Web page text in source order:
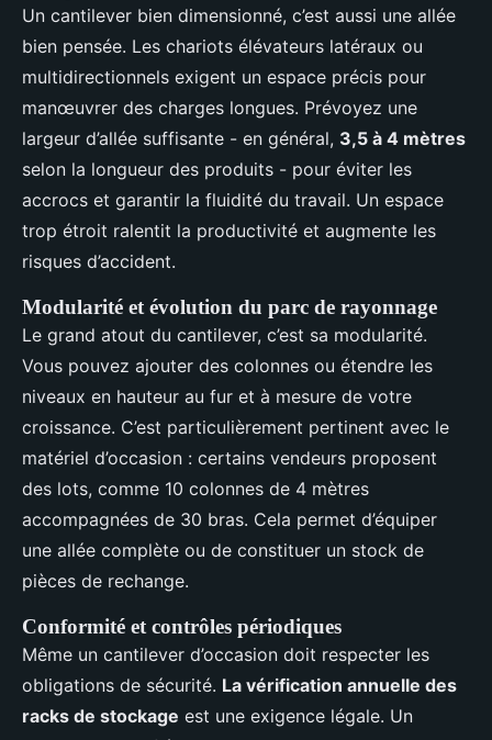
Un cantilever bien dimensionné, c’est aussi une allée
bien pensée. Les chariots élévateurs latéraux ou
multidirectionnels exigent un espace précis pour
manœuvrer des charges longues. Prévoyez une
largeur d’allée suffisante - en général, 3,5 à 4 mètres
selon la longueur des produits - pour éviter les
accrocs et garantir la fluidité du travail. Un espace
trop étroit ralentit la productivité et augmente les
risques d’accident.
Modularité et évolution du parc de rayonnage
Le grand atout du cantilever, c’est sa modularité.
Vous pouvez ajouter des colonnes ou étendre les
niveaux en hauteur au fur et à mesure de votre
croissance. C’est particulièrement pertinent avec le
matériel d’occasion : certains vendeurs proposent
des lots, comme 10 colonnes de 4 mètres
accompagnées de 30 bras. Cela permet d’équiper
une allée complète ou de constituer un stock de
pièces de rechange.
Conformité et contrôles périodiques
Même un cantilever d’occasion doit respecter les
obligations de sécurité. La vérification annuelle des
racks de stockage est une exigence légale. Un